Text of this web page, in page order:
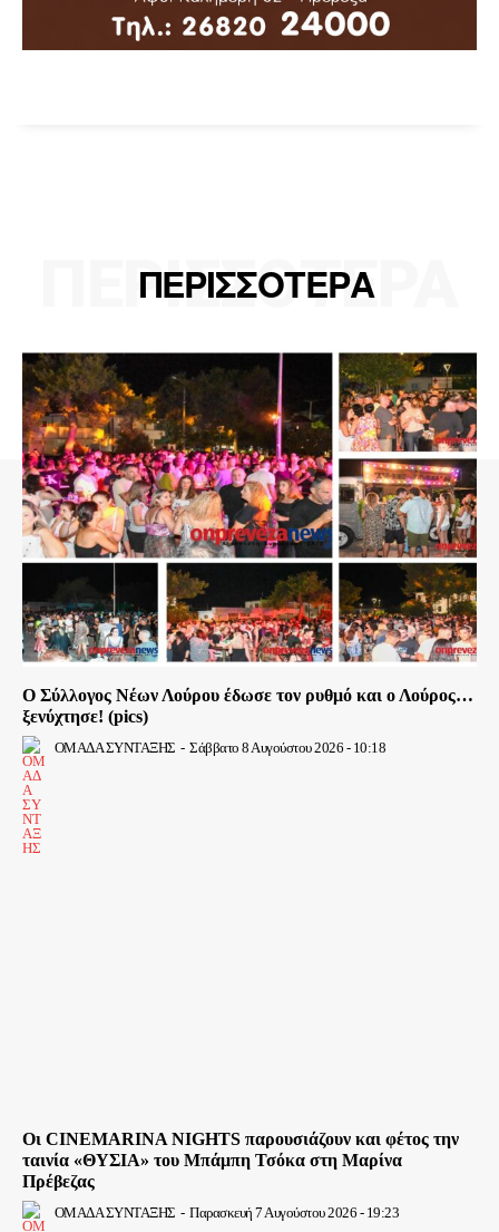
ΠΕΡΙΣΣΟΤΕΡΑ
ΠΕΡΙΣΣΟΤΕΡΑ
Ο Σύλλογος Νέων Λούρου έδωσε τον ρυθμό και ο Λούρος…
ξενύχτησε! (pics)
ΟΜΑΔΑ ΣΥΝΤΑΞΗΣ - Σάββατο 8 Αυγούστου 2026 - 10:18
Οι CINEMARINA NIGHTS παρουσιάζουν και φέτος την
ταινία «ΘΥΣΙΑ» του Μπάμπη Τσόκα στη Μαρίνα
Πρέβεζας
ΟΜΑΔΑ ΣΥΝΤΑΞΗΣ - Παρασκευή 7 Αυγούστου 2026 - 19:23